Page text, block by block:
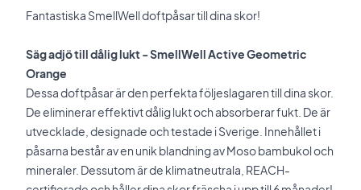
Fantastiska SmellWell doftpåsar till dina skor!
Säg adjö till dålig lukt - SmellWell Active Geometric
Orange
Dessa doftpåsar är den perfekta följeslagaren till dina skor.
De eliminerar effektivt dålig lukt och absorberar fukt. De är
utvecklade, designade och testade i Sverige. Innehållet i
påsarna består av en unik blandning av Moso bambukol och
mineraler. Dessutom är de klimatneutrala, REACH-